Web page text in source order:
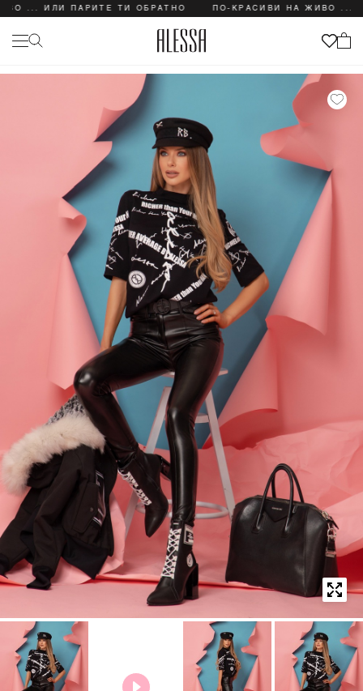
ИЛИ ПАРИТЕ ТИ ОБРАТНО ПО-КРАСИВИ НА ЖИВО ... ИЛИ